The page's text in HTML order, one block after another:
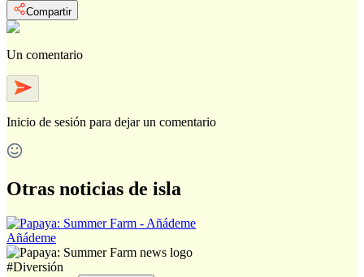
Compartir
Un comentario
Inicio de sesión para dejar un comentario
Otras noticias de isla
Añádeme
#Diversión